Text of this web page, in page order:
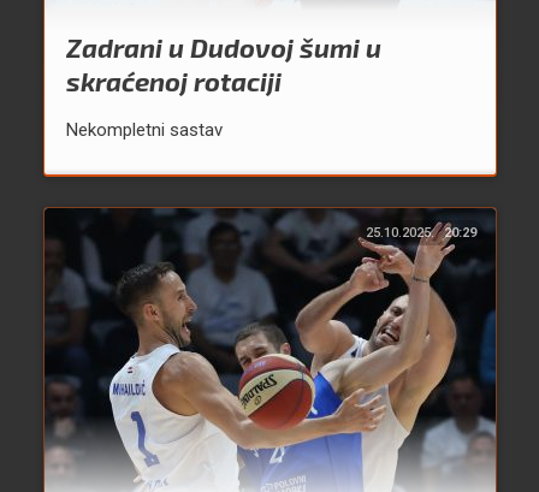
Zadrani u Dudovoj šumi u
skraćenoj rotaciji
Nekompletni sastav
25.10.2025. 20:29